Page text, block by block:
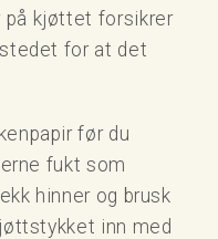
på kjøttet forsikrer
for at det
før du
fukt som
hinner og brusk
inn med